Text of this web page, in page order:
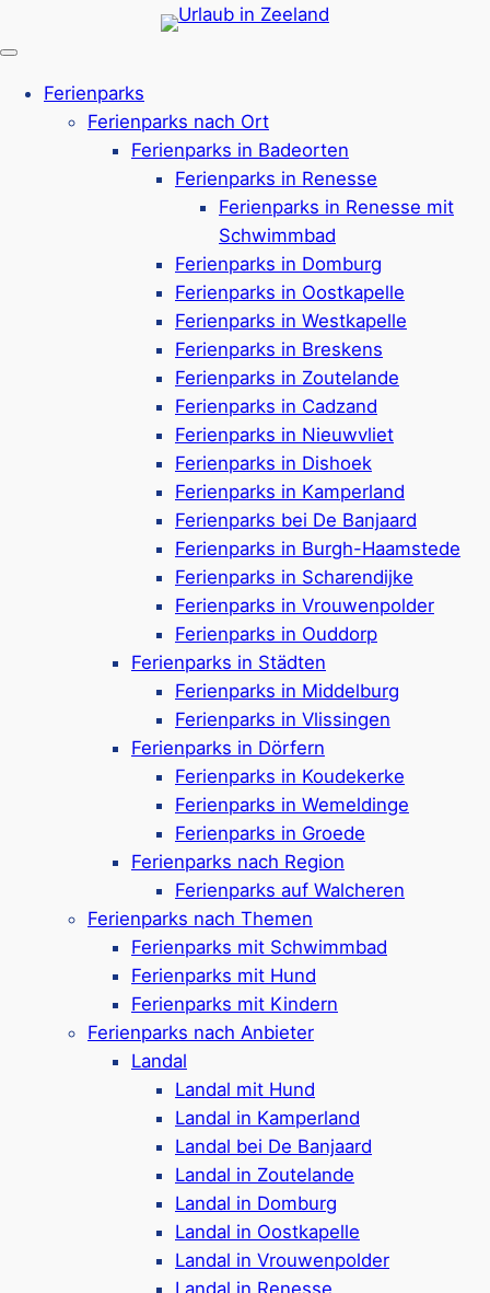
Inhalt
Ferienparks
Ferienparks nach Ort
Ferienparks in Badeorten
Ferienparks in Renesse
Ferienparks in Renesse mit
Schwimmbad
Ferienparks in Domburg
Ferienparks in Oostkapelle
Ferienparks in Westkapelle
Ferienparks in Breskens
Ferienparks in Zoutelande
Ferienparks in Cadzand
Ferienparks in Nieuwvliet
Ferienparks in Dishoek
Ferienparks in Kamperland
Ferienparks bei De Banjaard
Ferienparks in Burgh-Haamstede
Ferienparks in Scharendijke
Ferienparks in Vrouwenpolder
Ferienparks in Ouddorp
Ferienparks in Städten
Ferienparks in Middelburg
Ferienparks in Vlissingen
Ferienparks in Dörfern
Ferienparks in Koudekerke
Ferienparks in Wemeldinge
Ferienparks in Groede
Ferienparks nach Region
Ferienparks auf Walcheren
Ferienparks nach Themen
Ferienparks mit Schwimmbad
Ferienparks mit Hund
Ferienparks mit Kindern
Ferienparks nach Anbieter
Landal
Landal mit Hund
Landal in Kamperland
Landal bei De Banjaard
Landal in Zoutelande
Landal in Domburg
Landal in Oostkapelle
Landal in Vrouwenpolder
Urlaub mit Kindern in
Renesse – Reiseziele,
Tipps für Aktivitäten
& mehr
Ein Urlaub mit Kindern in Renesse bietet
entspannte Tage am Meer mit vielen
Aktivitätsmöglichkeiten. In Renesse gibt sichere
Strände und vielefamilienfreundliche
Ferienparks in Renessedie Komfort und
Freizeitangebote für kleine und große
Urlauber bieten. Es gibt in Renesse
Ferienhäuser in Strandnähe und
kinderfreundliche Campingplätze, die neben
Stellplätzen auch Anlagen für Familien bieten
wie Indoor-Spielplätze, Animation und
Schwimmbäder. In der Umgebung gibt es zudem
viele Ausflugsziele für Kinder
weiter unten).
Beliebte Reiseziele rund um
Renesse mit Kindern ⤵